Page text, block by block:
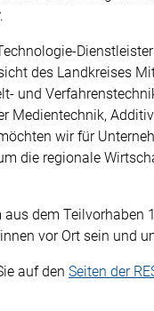
des Landkreises
und
Medientechnik,
wir für
die regionale
dem Teilvorhaben
vor Ort sein und
auf den Seiten der